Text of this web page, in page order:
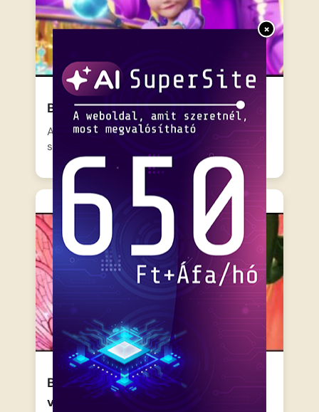
×
Barbie és a titkos ajtó
Alexa, a félénk hercegnő sokkal jobban
szereti a könyveket és…
Barbie Fairytopia- A szivárvány
varázsa magyar